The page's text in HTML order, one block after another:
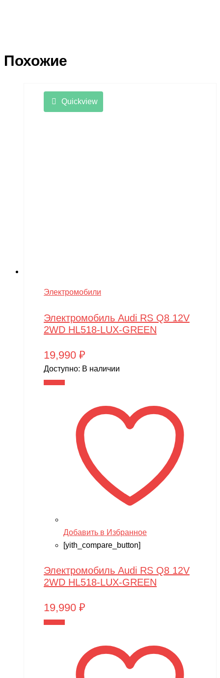
Похожие
Quickview
Электромобили
Электромобиль Audi RS Q8 12V
2WD HL518-LUX-GREEN
19,990 ₽
Доступно: В наличии
Добавить в Избранное
[yith_compare_button]
Электромобиль Audi RS Q8 12V
2WD HL518-LUX-GREEN
19,990 ₽